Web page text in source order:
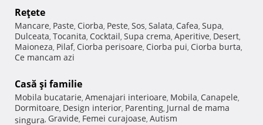
Reţete
Mancare, Paste, Ciorba, Peste, Sos, Salata, Cafea, Supa,
Dulceata, Tocanita, Cocktail, Supa crema, Aperitive, Desert,
Maioneza, Pilaf, Ciorba perisoare, Ciorba pui, Ciorba burta,
Ce mancam azi
Casă şi familie
Mobila bucatarie, Amenajari interioare, Mobila, Canapele,
Dormitoare, Design interior, Parenting, Jurnal de mama
singura, Gravide, Femei curajoase, Autism